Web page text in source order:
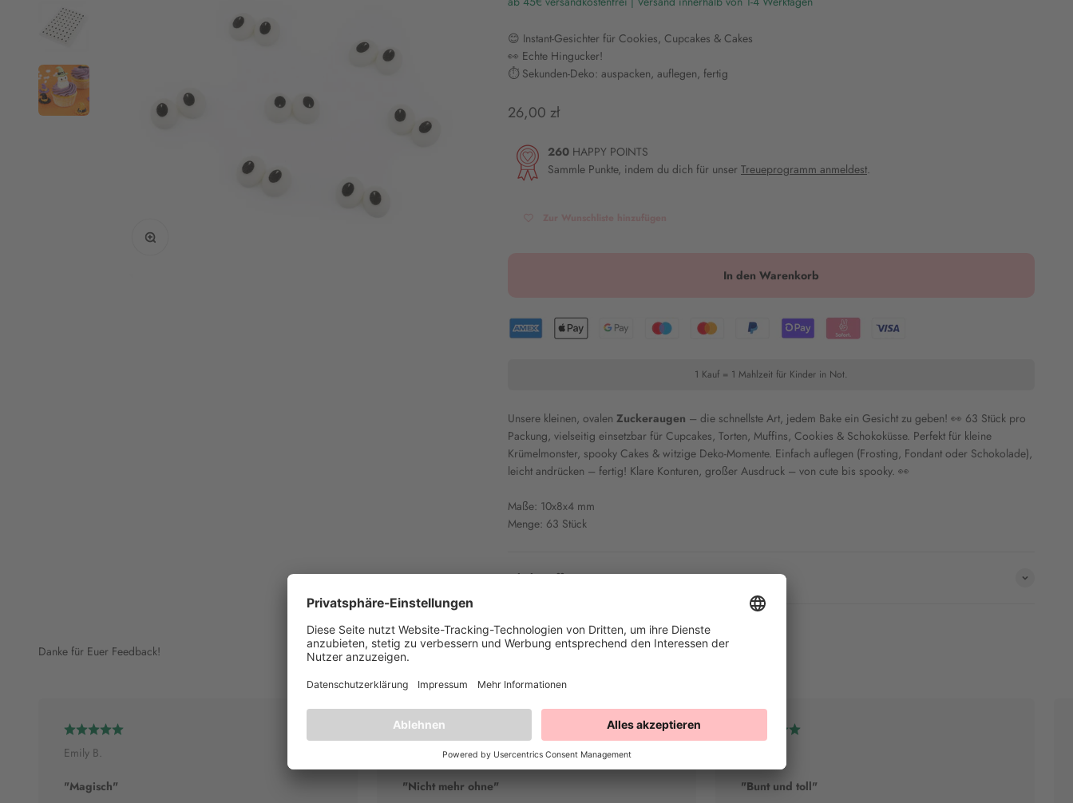
😊 Instant-Gesichter für Cookies, Cupcakes & Cakes
👀 Echte Hingucker!
⏱️ Sekunden-Deko: auspacken, auflegen, fertig
Angebot
26,00 zł
260 HAPPY POINTS
Sammle Punkte, indem du dich für unser Treueprogramm anmeldest.
In den Warenkorb
1 Kauf = 1 Mahlzeit für Kinder in Not.
Unsere kleinen, ovalen Zuckeraugen – die schnellste Art, jedem Bake ein Gesicht zu geben! 👀 63 Stück pro
Packung, vielseitig einsetzbar für Cupcakes, Torten, Muffins, Cookies & Schokoküsse. Perfekt für kleine
Krümelmonster, spooky Cakes & witzige Deko-Momente. Einfach auflegen (Frosting, Fondant oder Schokolade),
leicht andrücken – fertig! Klare Konturen, großer Ausdruck – von cute bis spooky. 👀
Maße: 10x8x4 mm
Menge: 63 Stück
Inhaltsstoffe
Danke für Euer Feedback!
Emily B.
"Magisch"
"Nicht mehr ohne"
"Bunt und toll"